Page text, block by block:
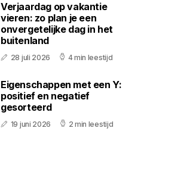
Verjaardag op vakantie
vieren: zo plan je een
onvergetelijke dag in het
buitenland
28 juli 2026 4 min leestijd
Eigenschappen met een Y:
positief en negatief
gesorteerd
19 juni 2026 2 min leestijd